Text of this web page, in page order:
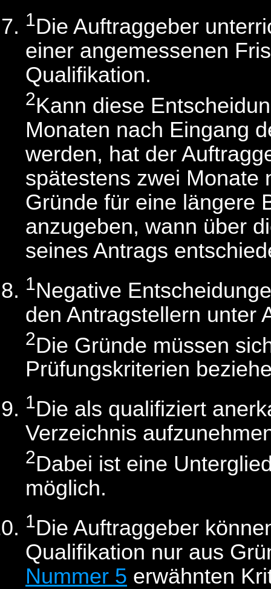
1Die Auftraggeber
einer angemessenen
Qualifikation.
2Kann diese
Monaten nach Eingang
werden, hat der
spätestens zwei Monate
Gründe für eine längere
anzugeben, wann über
seines Antrags
1Negative
den Antragstellern unter
2Die Gründe müssen
Prüfungskriterien
1Die als qualifiziert
Verzeichnis
2Dabei ist eine
möglich.
1Die Auftraggeber
Qualifikation nur aus
Nummer 5 erwähnten